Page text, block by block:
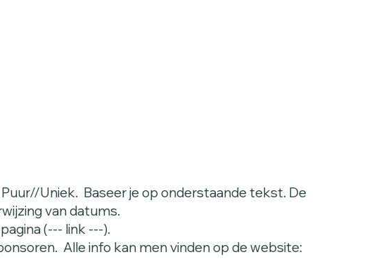
Uniek. Baseer je op onderstaande tekst. De
van datums.
(--- link ---).
Alle info kan men vinden op de website: